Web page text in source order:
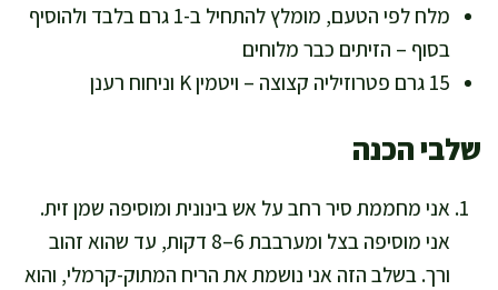
מלח לפי הטעם, מומלץ להתחיל ב-1 גרם בלבד ולהוסיף
בסוף – הזיתים כבר מלוחים
15 גרם פטרוזיליה קצוצה – ויטמין K וניחוח רענן
שלבי הכנה
אני מחממת סיר רחב על אש בינונית ומוסיפה שמן זית.
אני מוסיפה בצל ומערבבת 6–8 דקות, עד שהוא זהוב
ורך. בשלב הזה אני נושמת את הריח המתוק-קרמלי, והוא